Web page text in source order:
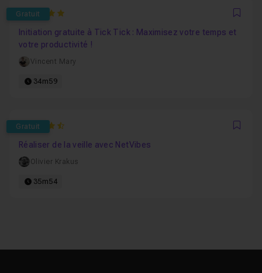
Gratuit
5
Initiation gratuite à Tick Tick : Maximisez votre temps et
votre productivité !
Vincent Mary
34m59
Gratuit
4.1111111111111
Réaliser de la veille avec NetVibes
Olivier Krakus
35m54